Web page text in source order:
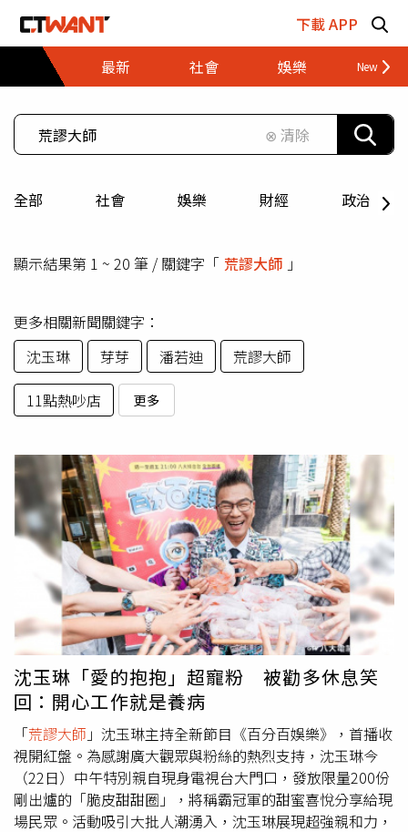
下載 APP
最新
社會 娛樂 財經
⊗ 清除
全部 社會 娛樂 財經 政治
顯示結果第 1 ~ 20 筆 / 關鍵字「 荒謬大師 」
更多相關新聞關鍵字：
沈玉琳
芽芽 潘若迪
荒謬大師
11點熱吵店
更多
沈玉琳「愛的抱抱」超寵粉 被勸多休息笑
回：開心工作就是養病
「荒謬大師 」沈玉琳主持全新節目《百分百娛樂》，首播收
視開紅盤。為感謝廣大觀眾與粉絲的熱烈支持，沈玉琳今
（22日）中午特別親自現身電視台大門口，發放限量200份
剛出爐的「脆皮甜甜圈」，將稱霸冠軍的甜蜜喜悅分享給現
場民眾。活動吸引大批人潮湧入，沈玉琳展現超強親和力，